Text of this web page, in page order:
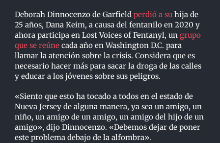
Deborah Dinnocenzo de Garfield perdió a suhija de
25 años, Dana Keim, a causa del fentanilo en 2020 y
ahora participa en Lost Voices of Fentanyl, un grupo
que se reúnecada año en Washington D.C. para
llamar la atención sobre la crisis. Considera que es
necesario hacer más para sacar la droga de las calles
y educar a los jóvenes sobre sus peligros.
«Siento que esto ha tocado a todos en el estado de
Nueva Jersey de alguna manera, ya sea un amigo, un
niño, un amigo de un amigo, un amigo del hijo de un
amigo», dijo Dinnocenzo. «Debemos dejar de poner
este problema debajo de la alfombra».